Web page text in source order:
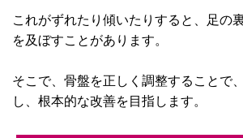
これがずれたり傾いたりすると、足の
を及ぼすことがあります。
そこで、骨盤を正しく調整することで
し、根本的な改善を目指します。